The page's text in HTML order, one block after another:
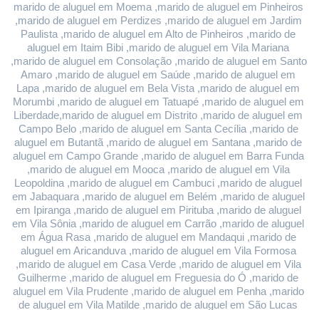
marido de aluguel em Moema ,marido de aluguel em Pinheiros
,marido de aluguel em Perdizes ,marido de aluguel em Jardim
Paulista ,marido de aluguel em Alto de Pinheiros ,marido de
aluguel em Itaim Bibi ,marido de aluguel em Vila Mariana
,marido de aluguel em Consolação ,marido de aluguel em Santo
Amaro ,marido de aluguel em Saúde ,marido de aluguel em
Lapa ,marido de aluguel em Bela Vista ,marido de aluguel em
Morumbi ,marido de aluguel em Tatuapé ,marido de aluguel em
Liberdade,marido de aluguel em Distrito ,marido de aluguel em
Campo Belo ,marido de aluguel em Santa Cecília ,marido de
aluguel em Butantã ,marido de aluguel em Santana ,marido de
aluguel em Campo Grande ,marido de aluguel em Barra Funda
,marido de aluguel em Mooca ,marido de aluguel em Vila
Leopoldina ,marido de aluguel em Cambuci ,marido de aluguel
em Jabaquara ,marido de aluguel em Belém ,marido de aluguel
em Ipiranga ,marido de aluguel em Pirituba ,marido de aluguel
em Vila Sônia ,marido de aluguel em Carrão ,marido de aluguel
em Água Rasa ,marido de aluguel em Mandaqui ,marido de
aluguel em Aricanduva ,marido de aluguel em Vila Formosa
,marido de aluguel em Casa Verde ,marido de aluguel em Vila
Guilherme ,marido de aluguel em Freguesia do Ó ,marido de
aluguel em Vila Prudente ,marido de aluguel em Penha ,marido
de aluguel em Vila Matilde ,marido de aluguel em São Lucas